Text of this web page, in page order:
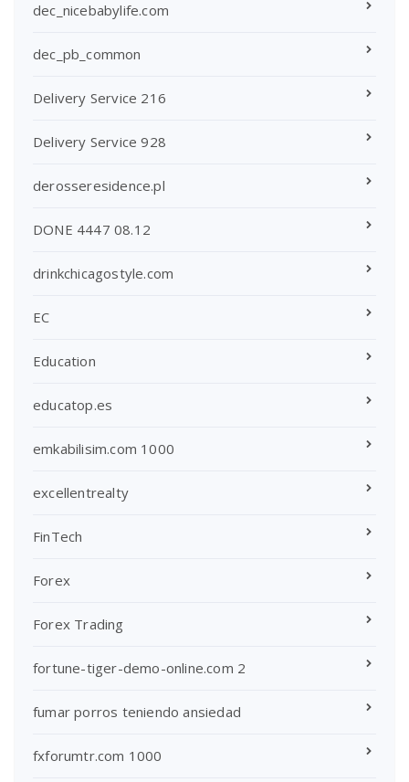
dec_nicebabylife.com
dec_pb_common
Delivery Service 216
Delivery Service 928
derosseresidence.pl
DONE 4447 08.12
drinkchicagostyle.com
EC
Education
educatop.es
emkabilisim.com 1000
excellentrealty
FinTech
Forex
Forex Trading
fortune-tiger-demo-online.com 2
fumar porros teniendo ansiedad
fxforumtr.com 1000